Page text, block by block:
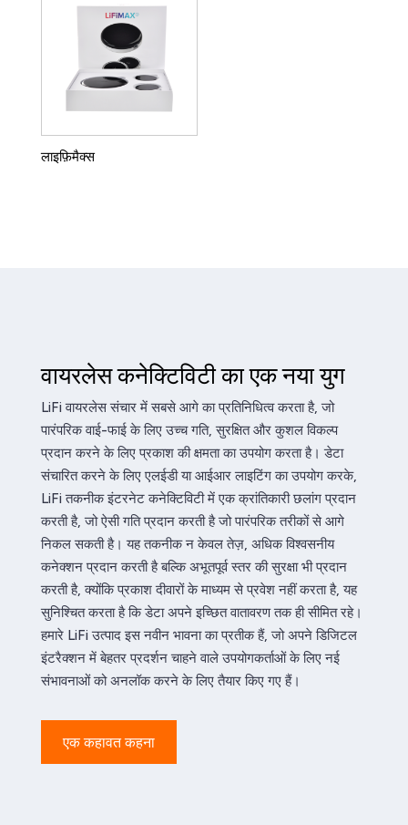
लाइफ़िमैक्स
वायरलेस कनेक्टिविटी का एक नया युग
LiFi वायरलेस संचार में सबसे आगे का प्रतिनिधित्व करता है, जो
पारंपरिक वाई-फाई के लिए उच्च गति, सुरक्षित और कुशल विकल्प
प्रदान करने के लिए प्रकाश की क्षमता का उपयोग करता है। डेटा
संचारित करने के लिए एलईडी या आईआर लाइटिंग का उपयोग करके,
LiFi तकनीक इंटरनेट कनेक्टिविटी में एक क्रांतिकारी छलांग प्रदान
करती है, जो ऐसी गति प्रदान करती है जो पारंपरिक तरीकों से आगे
निकल सकती है। यह तकनीक न केवल तेज़, अधिक विश्वसनीय
कनेक्शन प्रदान करती है बल्कि अभूतपूर्व स्तर की सुरक्षा भी प्रदान
करती है, क्योंकि प्रकाश दीवारों के माध्यम से प्रवेश नहीं करता है, यह
सुनिश्चित करता है कि डेटा अपने इच्छित वातावरण तक ही सीमित रहे।
हमारे LiFi उत्पाद इस नवीन भावना का प्रतीक हैं, जो अपने डिजिटल
इंटरैक्शन में बेहतर प्रदर्शन चाहने वाले उपयोगकर्ताओं के लिए नई
संभावनाओं को अनलॉक करने के लिए तैयार किए गए हैं।
एक कहावत कहना